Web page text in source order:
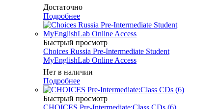
Достаточно
Подробнее
Быстрый просмотр
Choices Russia Pre-Intermediate Student
MyEnglishLab Online Access
Нет в наличии
Подробнее
Быстрый просмотр
CHOICES Pre-Intermediate:Class CDs (6)